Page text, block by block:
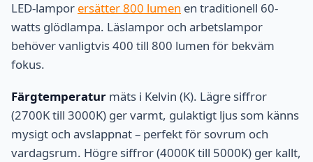
LED-lampor ersätter 800 lumen en traditionell 60-
watts glödlampa. Läslampor och arbetslampor
behöver vanligtvis 400 till 800 lumen för bekväm
fokus.
Färgtemperatur mäts i Kelvin (K). Lägre siffror
(2700K till 3000K) ger varmt, gulaktigt ljus som känns
mysigt och avslappnat – perfekt för sovrum och
vardagsrum. Högre siffror (4000K till 5000K) ger kallt,